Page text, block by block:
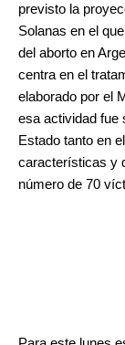
previsto la
Solanas en el
del aborto en
centra en el
elaborado por el
esa actividad fue
Estado tanto en
características y
número de 70